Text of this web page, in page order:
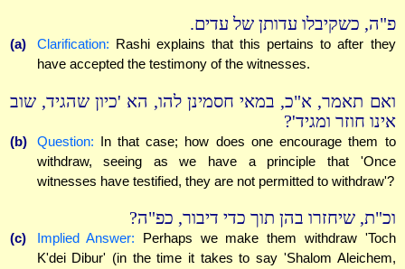
פ"ה, כשקיבלו עדותן של עדים.
(a) Clarification: Rashi explains that this pertains to after they
have accepted the testimony of the witnesses.
ואם תאמר, א"כ, במאי חסמינן להו, הא 'כיון שהגיד, שוב
אינו חוזר ומגיד'?
(b) Question: In that case; how does one encourage them to
withdraw, seeing as we have a principle that 'Once
witnesses have testified, they are not permitted to withdraw'?
וכ"ת, שיחזרו בהן תוך כדי דיבור, כפ"ה?
(c) Implied Answer: Perhaps we make them withdraw 'Toch
K'dei Dibur' (in the time it takes to say 'Shalom Aleichem,